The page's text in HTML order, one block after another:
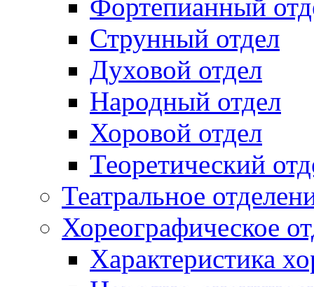
Фортепианный
Струнный отдел
Духовой отдел
Народный отдел
Хоровой отдел
Теоретический
Театральное
Хореографическое
Характеристика